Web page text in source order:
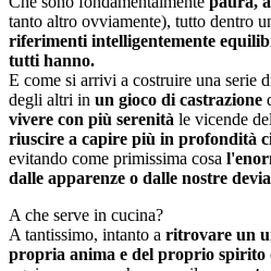
tanto altro ovviamente), tutto dentro
riferimenti intelligentemente
tutti hanno.
E come si arrivi a costruire una serie
degli altri in un gioco di castrazione
vivere con più serenità le vicende
riuscire a capire più in profondità
evitando come primissima cosa
dalle apparenze o dalle nostre
A che serve in cucina?
A tantissimo, intanto a ritrovare un
propria anima e del proprio spirito